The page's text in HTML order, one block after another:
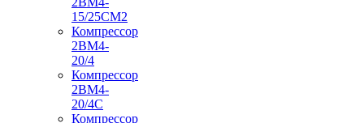
15/25СМ2
Компрессор
2ВМ4-
20/4
Компрессор
2ВМ4-
20/4С
Компрессор